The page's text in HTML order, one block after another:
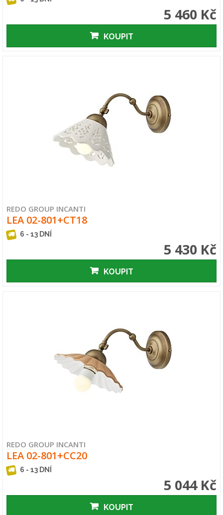
5 460 Kč
KOUPIT
REDO GROUP INCANTI
LEA 02-801+CT18
6 - 13 DNÍ
5 430 Kč
KOUPIT
REDO GROUP INCANTI
LEA 02-801+CC20
6 - 13 DNÍ
5 044 Kč
KOUPIT